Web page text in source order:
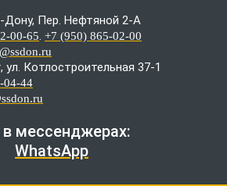
Дону, Пер. Нефтяной 2-А
00-65. +7 (950) 865-02-00
ул. Котлостроительная 37-1
04-44
мессенджерах:
WhatsApp